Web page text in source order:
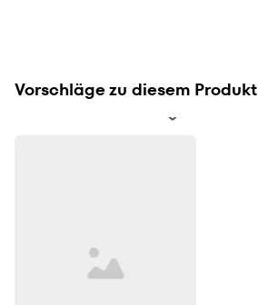
Vorschläge zu diesem Produkt